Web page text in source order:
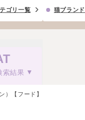
ゴリ一覧 猫ブラン
索結果
）【フード】